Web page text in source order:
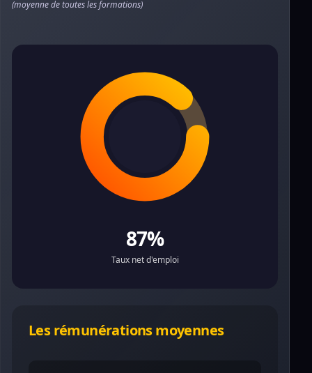
(moyenne de toutes les formations)
87%
Taux net d'emploi
Les rémunérations moyennes